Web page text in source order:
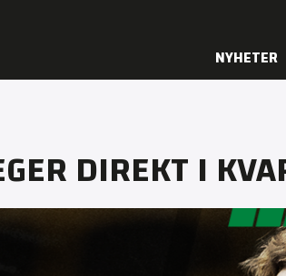
NYHETER
DIREKT I